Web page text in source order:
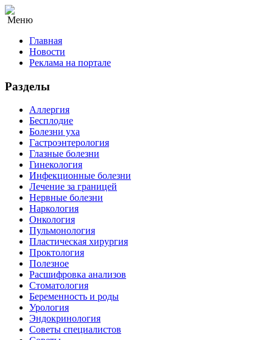
Меню
Главная
Новости
Реклама на портале
Разделы
Аллергия
Бесплодие
Болезни уха
Гастроэнтерология
Глазные болезни
Гинекология
Инфекционные болезни
Лечение за границей
Нервные болезни
Наркология
Онкология
Пульмонология
Пластическая хирургия
Проктология
Полезное
Расшифровка анализов
Стоматология
Беременность и роды
Урология
Эндокринология
Советы специалистов